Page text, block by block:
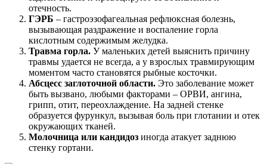
отечность.
ГЭРБ – гастроэзофагеальная рефлюксная болезнь,
вызывающая раздражение и воспаление горла
кислотным содержимым желудка.
Травма горла. У маленьких детей выяснить причину
травмы удается не всегда, а у взрослых травмирующим
моментом часто становятся рыбные косточки.
Абсцесс заглоточной области. Это заболевание может
быть вызвано, любыми факторами – ОРВИ, ангина,
грипп, отит, переохлаждение. На задней стенке
образуется фурункул, вызывая боль при глотании и отек
окружающих тканей.
Молочница или кандидоз иногда атакует заднюю
стенку гортани.